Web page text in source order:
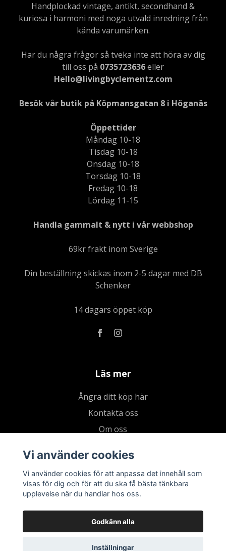
Handplockad vintage, antikt, secondhand &
kuriosa i harmoni med noga utvald inredning från
kända varumärken.
Har du några frågor så tveka inte att höra av dig
till oss på 0735723636eller
Hello@livingbyclementz.com
Besök vår butik på Köpmansgatan 8 i Höganäs
Öppettider
Måndag 10-18
Tisdag 10-18
Onsdag 10-18
Torsdag 10-18
Fredag 10-18
Lördag 11-15
Handla gammalt & nytt i vår webbshop
69kr frakt inom Sverige
Din beställning skickas inom 2-5 dagar med DB
Schenker
14 dagars öppet köp
Läs mer
Ångra ditt köp här
Kontakta oss
Om oss
Kundklubb
Presentkort
Vi använder cookies
Vi använder cookies för att anpassa det innehåll som
visas för dig och för att du ska få bästa tänkbara
upplevelse när du handlar hos oss.
Godkänn alla
Inställningar